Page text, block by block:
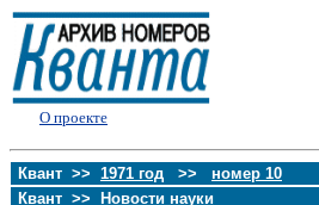
О проекте
Квант >> 1971 год >> номер 10
Квант >>
Новости науки